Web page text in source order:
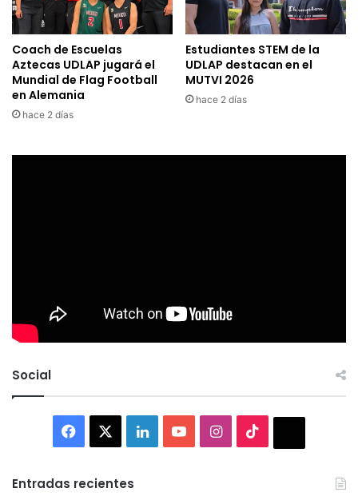
Coach de Escuelas
Aztecas UDLAP jugará el
Mundial de Flag Football
en Alemania
hace 2 días
Estudiantes STEM de la
UDLAP destacan en el
MUTVI 2026
hace 2 días
Social
Facebook LinkedInYouTubeInstagram
Entradas recientes